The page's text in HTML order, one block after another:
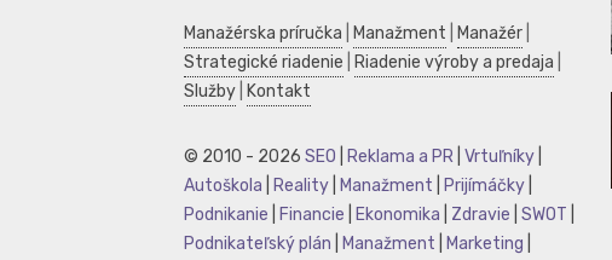
Manažérska príručka Manažment Manažér
Strategické riadenie
Riadenie výroby a predaja
Služby
Kontakt
© 2010 - 2026 SEO Reklama a PR Vrtuľníky
Autoškola
Reality Manažment Prijímáčky
Podnikanie
Financie Ekonomika Zdravie SWOT
Podnikateľský plán
Manažment Marketing